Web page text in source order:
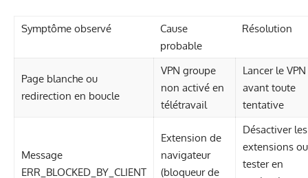
Symptôme observé
Cause
probable
Résolution
Page blanche ou
redirection en boucle
VPN groupe
non activé en
télétravail
Lancer le VPN
avant toute
tentative
Message
ERR_BLOCKED_BY_CLIENT
Extension de
navigateur
(bloqueur de
Désactiver les
extensions ou
tester en